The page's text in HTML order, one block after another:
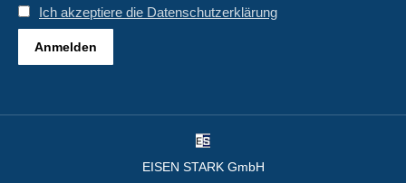
Ich akzeptiere die Datenschutzerklärung
EISEN STARK GmbH